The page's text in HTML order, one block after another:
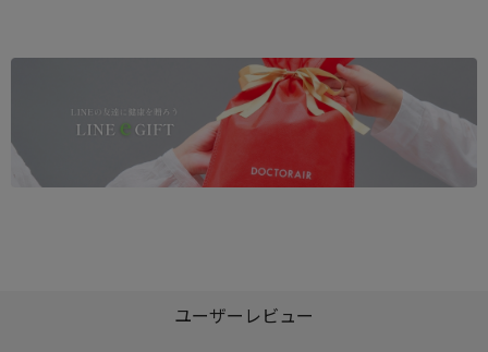
ユーザーレビュー